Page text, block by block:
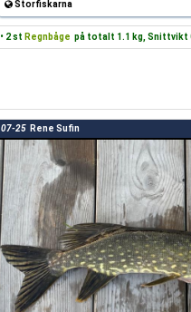
Storfiskarna
• 2 st Regnbåge på totalt 1.1 kg, Snittvikt
07-25 Rene Sufin